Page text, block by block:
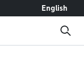
English